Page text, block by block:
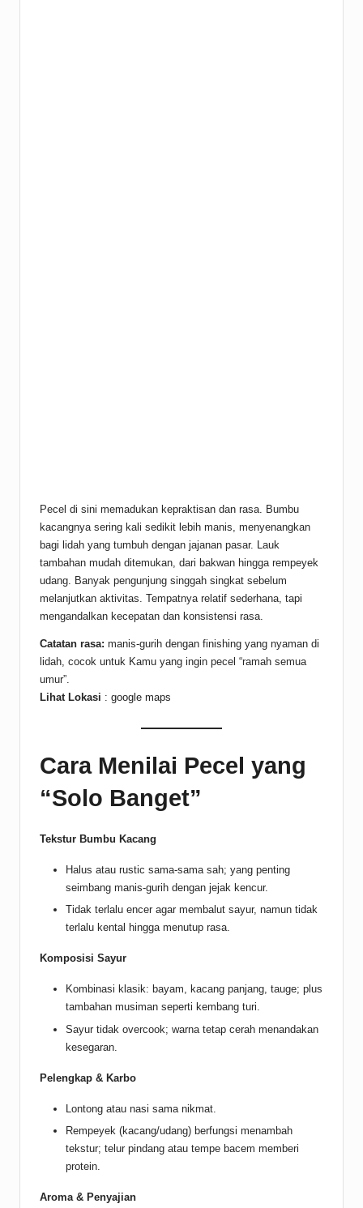
Pecel di sini memadukan kepraktisan dan rasa. Bumbu
kacangnya sering kali sedikit lebih manis, menyenangkan
bagi lidah yang tumbuh dengan jajanan pasar. Lauk
tambahan mudah ditemukan, dari bakwan hingga rempeyek
udang. Banyak pengunjung singgah singkat sebelum
melanjutkan aktivitas. Tempatnya relatif sederhana, tapi
mengandalkan kecepatan dan konsistensi rasa.
Catatan rasa: manis-gurih dengan finishing yang nyaman di
lidah, cocok untuk Kamu yang ingin pecel “ramah semua
umur”.
Lihat Lokasi : google maps
Cara Menilai Pecel yang
“Solo Banget”
Tekstur Bumbu Kacang
Halus atau rustic sama-sama sah; yang penting
seimbang manis-gurih dengan jejak kencur.
Tidak terlalu encer agar membalut sayur, namun tidak
terlalu kental hingga menutup rasa.
Komposisi Sayur
Kombinasi klasik: bayam, kacang panjang, tauge; plus
tambahan musiman seperti kembang turi.
Sayur tidak overcook; warna tetap cerah menandakan
kesegaran.
Pelengkap & Karbo
Lontong atau nasi sama nikmat.
Rempeyek (kacang/udang) berfungsi menambah
tekstur; telur pindang atau tempe bacem memberi
protein.
Aroma & Penyajian